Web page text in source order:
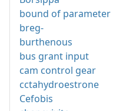
bound of parameter
breg-
burthenous
bus grant input
cam control gear
cctahydroestrone
Cefobis